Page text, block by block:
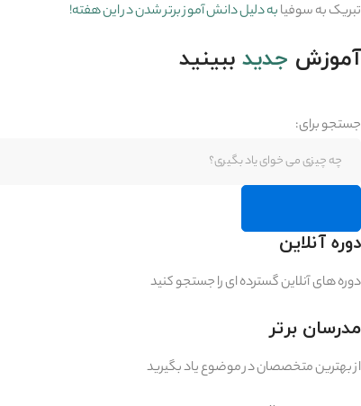
تبریک به سوفیابه دلیل دانش آموز برترشدن در این هفته!
آموزش جدید ببینید
جستجو برای:
جستجو
دوره آنلاین
دوره های آنلاین گسترده ای را جستجو کنید
مدرسان برتر
از بهترین متخصصان در موضوع یاد بگیرید